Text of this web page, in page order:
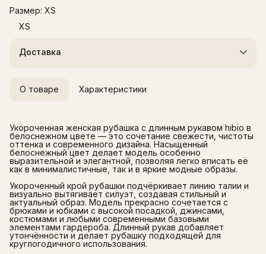
Размер: XS
XS
Доставка
О товаре Характеристики
Укороченная женская рубашка с длинным рукавом hibio в
белоснежном цвете — это сочетание свежести, чистоты
оттенка и современного дизайна. Насыщенный
белоснежный цвет делает модель особенно
выразительной и элегантной, позволяя легко вписать её
как в минималистичные, так и в яркие модные образы.
Укороченный крой рубашки подчёркивает линию талии и
визуально вытягивает силуэт, создавая стильный и
актуальный образ. Модель прекрасно сочетается с
брюками и юбками с высокой посадкой, джинсами,
костюмами и любыми современными базовыми
элементами гардероба. Длинный рукав добавляет
утончённости и делает рубашку подходящей для
круглогодичного использования.